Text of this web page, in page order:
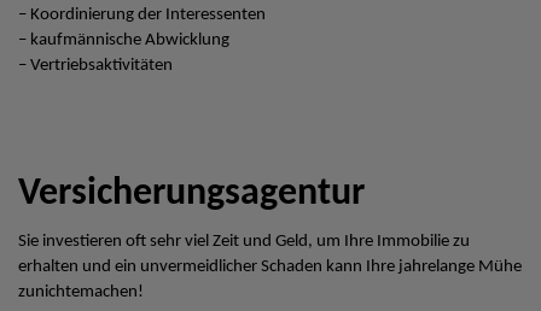
– Koordinierung der Interessenten
– kaufmännische Abwicklung
– Vertriebsaktivitäten
Versicherungsagentur
Sie investieren oft sehr viel Zeit und Geld, um Ihre Immobilie zu
erhalten und ein unvermeidlicher Schaden kann Ihre jahrelange Mühe
zunichtemachen!